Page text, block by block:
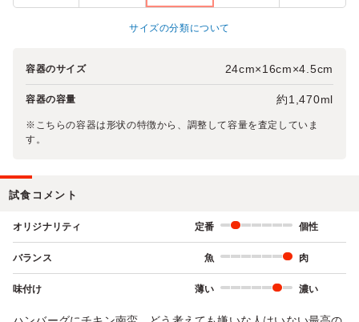
サイズの分類について
容器のサイズ 24cm×16cm×4.5cm
容器の容量 約1,470ml
※こちらの容器は形状の特徴から、調整して容量を査定していま
す。
試食コメント
オリジナリティ 定番 個性
バランス 魚 肉
味付け 薄い 濃い